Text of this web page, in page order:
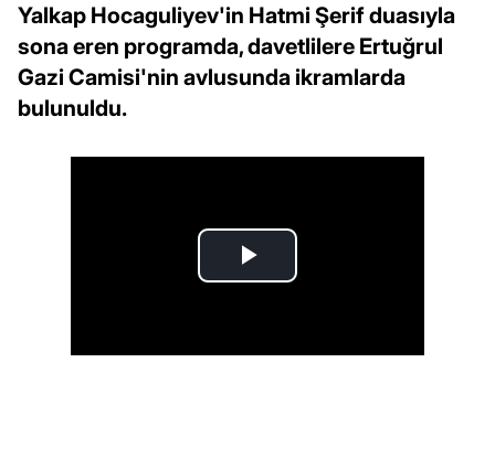
Yalkap Hocaguliyev'in Hatmi Şerif duasıyla
sona eren programda, davetlilere Ertuğrul
Gazi Camisi'nin avlusunda ikramlarda
bulunuldu.